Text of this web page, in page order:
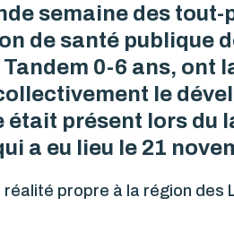
semaine des
de santé publique
0-6 ans, ont
le
était présent lors
a eu lieu le 21
réalité propre à la région